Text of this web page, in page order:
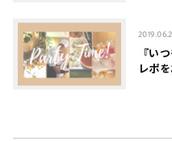
『い
レポ